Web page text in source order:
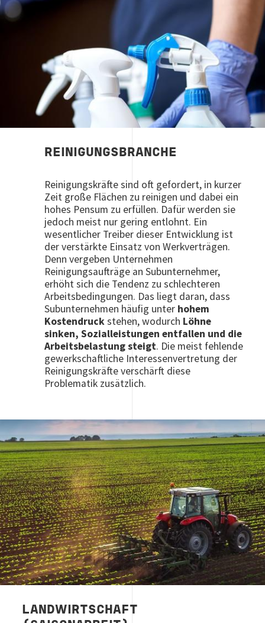
REINIGUNGSBRANCHE
Reinigungskräfte sind oft gefordert, in kurzer
Zeit große Flächen zu reinigen und dabei ein
hohes Pensum zu erfüllen. Dafür werden sie
jedoch meist nur gering entlohnt. Ein
wesentlicher Treiber dieser Entwicklung ist
der verstärkte Einsatz von Werkverträgen.
Denn vergeben Unternehmen
Reinigungsaufträge an Subunternehmer,
erhöht sich die Tendenz zu schlechteren
Arbeitsbedingungen. Das liegt daran, dass
Subunternehmen häufig unter hohem
Kostendruckstehen, wodurch Löhne
sinken, Sozialleistungen entfallen und die
Arbeitsbelastung steigt. Die meist fehlende
gewerkschaftliche Interessenvertretung der
Reinigungskräfte verschärft diese
Problematik zusätzlich.
Image
LANDWIRTSCHAFT